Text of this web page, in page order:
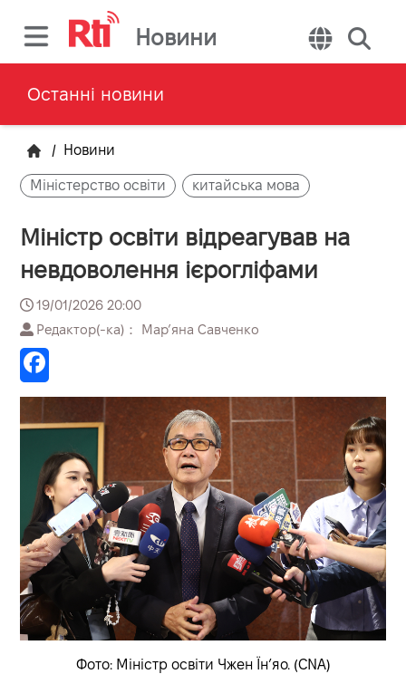
Новини
Останні новини
/ Новини
Міністерство освіти китайська мова
Міністр освіти відреагував на
невдоволення ієрогліфами
19/01/2026 20:00
Редактор(-ка)： Марʼяна Савченко
Фото: Міністр освіти Чжен Їн’яо. (CNA)